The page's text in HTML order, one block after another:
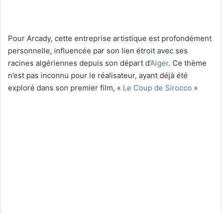
Pour Arcady, cette entreprise artistique est profondément
personnelle, influencée par son lien étroit avec ses
racines algériennes depuis son départ d’Alger. Ce thème
n’est pas inconnu pour le réalisateur, ayant déjà été
exploré dans son premier film, « Le Coup de Sirocco »